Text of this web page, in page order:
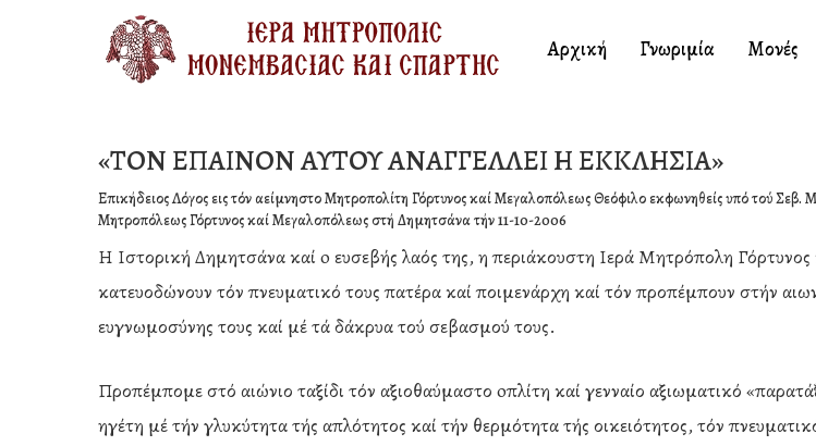
Αρχική Γνωριμία Μονές
«ΤΟΝ ΕΠΑΙΝΟΝ ΑΥΤΟΥ ΑΝΑΓΓΕΛΛΕΙ Η ΕΚΚΛΗΣΙΑ»
Επικήδειος Λόγος εις τόν αείμνηστο Μητροπολίτη Γόρτυνος καί Μεγαλοπόλεως Θεόφιλο εκφωνηθείς υπό τού
Μητροπόλεως Γόρτυνος καί Μεγαλοπόλεως στή Δημητσάνα τήν 11-10-2006
Η Ιστορική Δημητσάνα καί o ευσεβής λαός της, η περιάκουστη Ιερά Μητρόπολη
κατευοδώνουν τόν πνευματικό τους πατέρα καί ποιμενάρχη καί τόν προπέμπουν στήν
ευγνωμοσύνης τους καί μέ τά δάκρυα τού σεβασμού τους.
Προπέμπομε στό αιώνιο ταξίδι τόν αξιοθαύμαστο oπλίτη καί γενναίο αξιωματικό
ηγέτη μέ τήν γλυκύτητα τής απλότητος καί τήν θερμότητα τής οικειότητος, τόν